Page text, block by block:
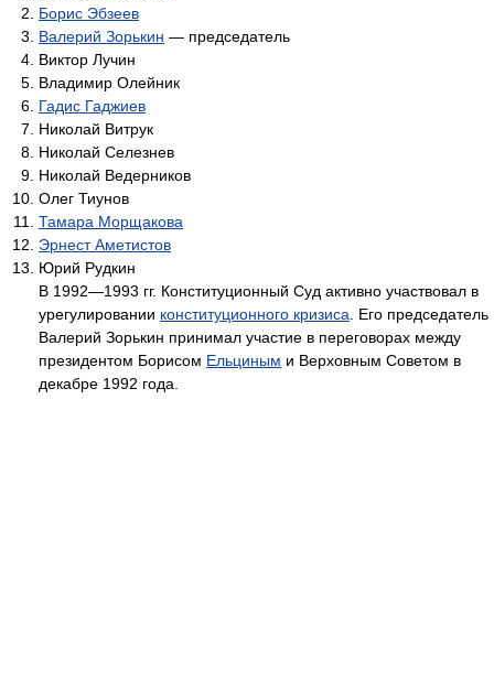
Борис Эбзеев
Валерий Зорькин — председатель
Виктор Лучин
Владимир Олейник
Гадис Гаджиев
Николай Витрук
Николай Селезнев
Николай Ведерников
Олег Тиунов
Тамара Морщакова
Эрнест Аметистов
Юрий Рудкин
В 1992—1993 гг. Конституционный Суд активно участвовал в
урегулировании конституционного кризиса . Его председатель
Валерий Зорькин принимал участие в переговорах между
президентом Борисом Ельциным и Верховным Советом в
декабре 1992 года.